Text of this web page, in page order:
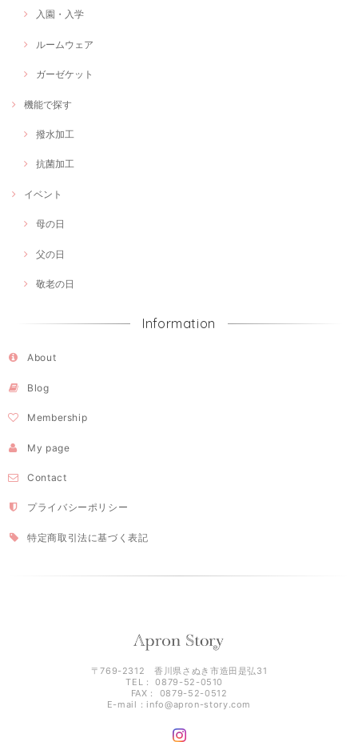
入園・入学
ルームウェア
ガーゼケット
機能で探す
撥水加工
抗菌加工
イベント
母の日
父の日
敬老の日
Information
About
Blog
Membership
My page
Contact
プライバシーポリシー
特定商取引法に基づく表記
〒769-2312 香川県さぬき市造田是弘31
TEL： 0879-52-0510
FAX： 0879-52-0512
E-mail： info@apron-story.com